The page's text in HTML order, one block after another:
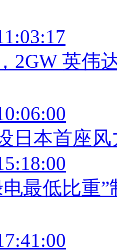
2GW 英伟
日本首座
最低比重